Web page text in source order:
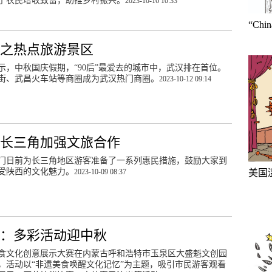
热点旅游景区
，中秋国庆假期，“90后”最爱去的城市中，武汉排在首位。
、武昌火车站等商圈成为武汉热门商圈。2023-10-12 09:14
三角加强文旅合作
日前为长三角地区游客准备了一系列惠民措施，鼓励大家到
陕西的文化魅力。2023-10-09 08:37
多彩活动迎中秋
文化创意展示大赛在内蒙古呼和浩特市玉泉区大盛魁文创园
活动以“非遗美食唤醒文化记忆”为主题，吸引市民游客观看
美国